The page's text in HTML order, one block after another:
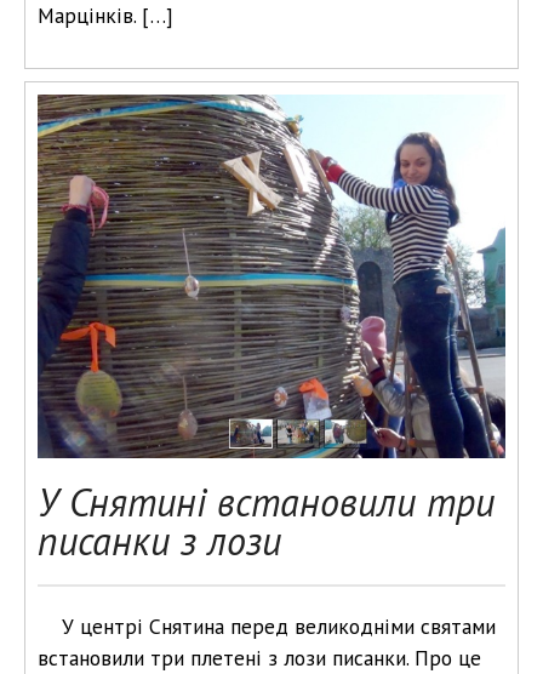
Марцінків. […]
У Снятині встановили три
писанки з лози
У центрі Снятина перед великодніми святами
встановили три плетені з лози писанки. Про це